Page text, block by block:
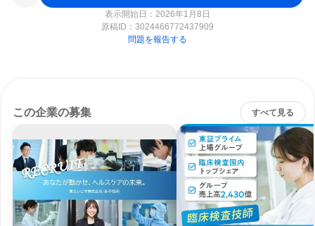
表示開始日：2026年1月8日
原稿ID： 3024466772437909
問題を報告する
この企業の募集 すべて見る